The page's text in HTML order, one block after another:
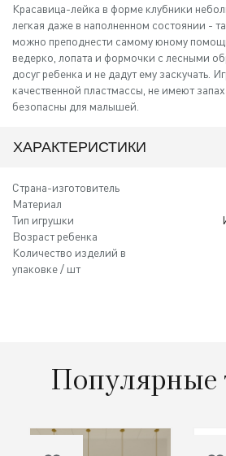
Красавица-лейка в форме клубники
легкая даже в наполненном состоянии -
можно преподнести самому юному
ведерко, лопата и формочки с лесными
досуг ребенка и не дадут ему заскучать.
качественной пластмассы, не имеют
безопасны для малышей.
ХАРАКТЕРИСТИКИ
Страна-изготовитель
Материал
Тип игрушки
Возраст ребенка
Количество изделий в
упаковке / шт
Популярные